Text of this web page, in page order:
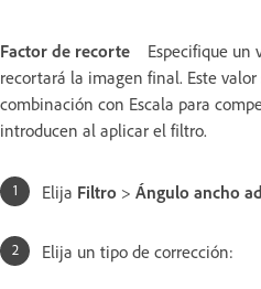
Factor de recorte
Especifique un
recortará la imagen final. Este
combinación con Escala para
introducen al aplicar el filtro.
Elija Filtro > Ángulo ancho
Elija un tipo de corrección: